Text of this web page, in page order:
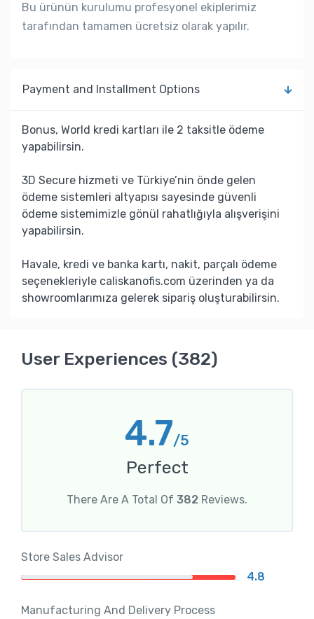
Bu ürünün kurulumu profesyonel ekiplerimiz
tarafından tamamen ücretsiz olarak yapılır.
Payment and Installment Options
Bonus, World kredi kartları ile 2 taksitle ödeme
yapabilirsin.
3D Secure hizmeti ve Türkiye’nin önde gelen
ödeme sistemleri altyapısı sayesinde güvenli
ödeme sistemimizle gönül rahatlığıyla alışverişini
yapabilirsin.
Havale, kredi ve banka kartı, nakit, parçalı ödeme
seçenekleriyle caliskanofis.com üzerinden ya da
showroomlarımıza gelerek sipariş oluşturabilirsin.
User Experiences (382)
4.7/5
Perfect
There Are A Total Of 382 Reviews.
Store Sales Advisor
4.8
Manufacturing And Delivery Process